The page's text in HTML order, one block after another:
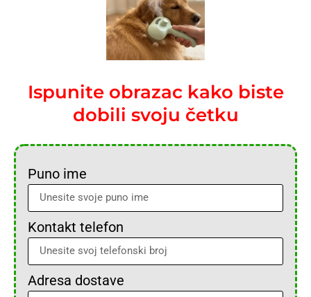
Ispunite obrazac kako biste
dobili svoju četku
Puno ime
Kontakt telefon
Adresa dostave